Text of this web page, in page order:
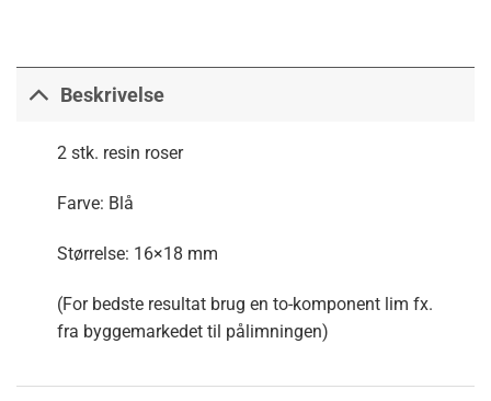
Beskrivelse
2 stk. resin roser
Farve: Blå
Størrelse: 16×18 mm
(For bedste resultat brug en to-komponent lim fx.
fra byggemarkedet til pålimningen)